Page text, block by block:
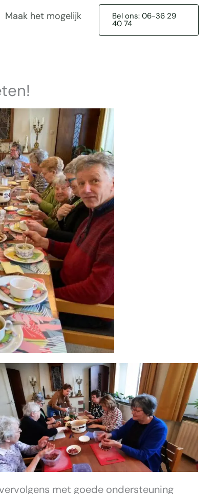
Maak het mogelijk
Bel ons: 06-36 29
40 74
met goede ondersteuning